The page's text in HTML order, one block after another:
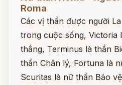
Roma
Các vị thần được người
trong cuộc sống, Victoria
thắng, Terminus là thần
thần Chân lý, Fortuna là
Scuritas là nữ thần Bảo